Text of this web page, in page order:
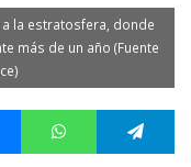
la estratosfera, donde
más de un año (Fuente
MessengerWhatsApp